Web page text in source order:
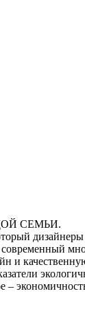
СЕМЬИ.
современный
и
–